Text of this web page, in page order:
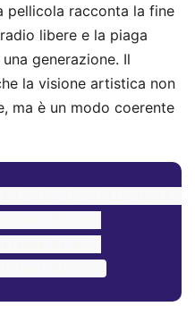
pellicola racconta la fine
libere e la piaga
generazione. Il
la visione artistica non
ma è un modo coerente